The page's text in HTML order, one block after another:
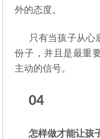
外的态度。
只有当孩子从心
份子，并且是最重
主动的信号。
04
怎样做才能让孩